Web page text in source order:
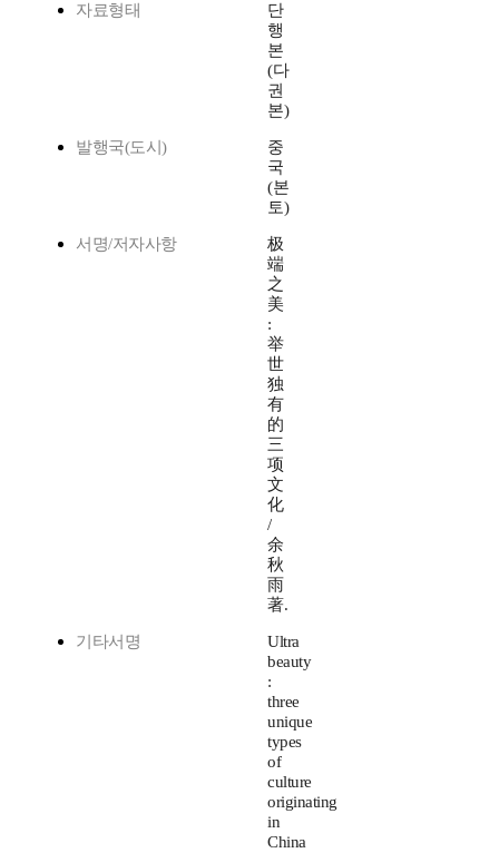
자료형태
단
행
본
(다
권
본)
발행국(도시)
중
국
(본
토)
서명/저자사항
极
端
之
美
:
举
世
独
有
的
三
项
文
化
/
余
秋
雨
著.
기타서명
Ultra
beauty
:
three
unique
types
of
culture
originating
in
China